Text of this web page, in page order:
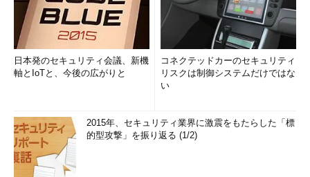
日本発のセキュリティ会議、新機
軸とIoTと、今後の広がりと
コネクテッドカーのセキュリティ
リスクは制御システムだけではな
い
2015年、セキュリティ業界に激震をもたらした「標
的型攻撃」を振り返る (1/2)